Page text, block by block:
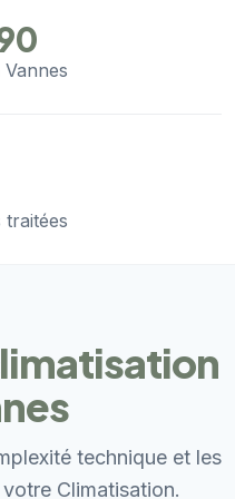
traitées
technique et les
Climatisation.